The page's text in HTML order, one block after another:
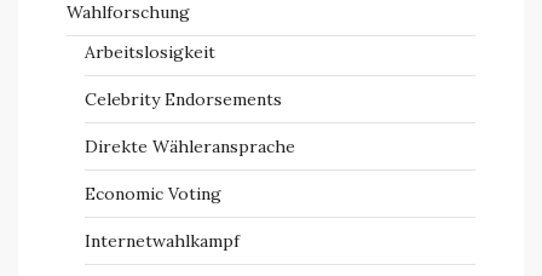
Wahlforschung
Arbeitslosigkeit
Celebrity Endorsements
Direkte Wähleransprache
Economic Voting
Internetwahlkampf